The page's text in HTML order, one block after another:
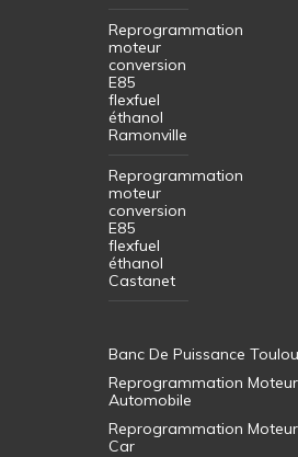
Reprogrammation
moteur
conversion
E85
flexfuel
éthanol
Ramonville
Reprogrammation
moteur
conversion
E85
flexfuel
éthanol
Castanet
Banc De Puissance
Reprogrammation Moteur
Automobile
Reprogrammation
Car